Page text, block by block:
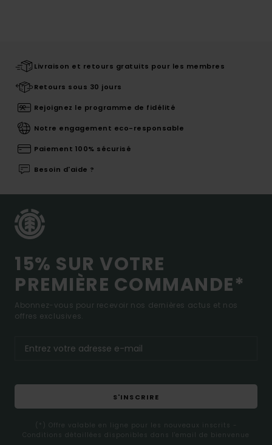
Livraison et retours gratuits pour les membres
Retours sous 30 jours
Rejoignez le programme de fidélité
Notre engagement eco-responsable
Paiement 100% sécurisé
Besoin d'aide ?
15% SUR VOTRE
PREMIÈRE COMMANDE*
Abonnez-vous pour recevoir nos dernières actus et nos
offres exclusives.
S'INSCRIRE
(*) Offre valable en ligne pour les nouveaux inscrits -
Conditions détaillées disponibles dans l'email de bienvenue